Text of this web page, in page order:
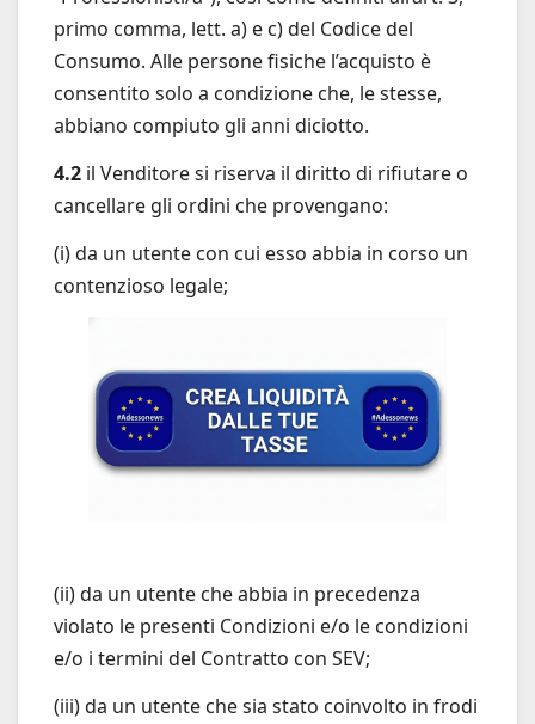
primo comma, lett. a) e c) del Codice del
Consumo. Alle persone fisiche l’acquisto è
consentito solo a condizione che, le stesse,
abbiano compiuto gli anni diciotto.
4.2 il Venditore si riserva il diritto di rifiutare o
cancellare gli ordini che provengano:
(i) da un utente con cui esso abbia in corso un
contenzioso legale;
(ii) da un utente che abbia in precedenza
violato le presenti Condizioni e/o le condizioni
e/o i termini del Contratto con SEV;
(iii) da un utente che sia stato coinvolto in frodi